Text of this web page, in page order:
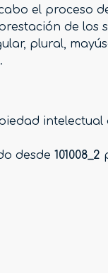
el proceso
de los
plural,
desde 101008_2